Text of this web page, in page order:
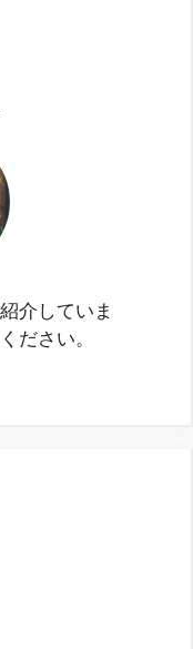
介していま
ださい。